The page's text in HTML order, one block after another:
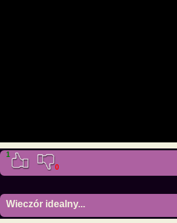
1
0
Wieczór idealny...